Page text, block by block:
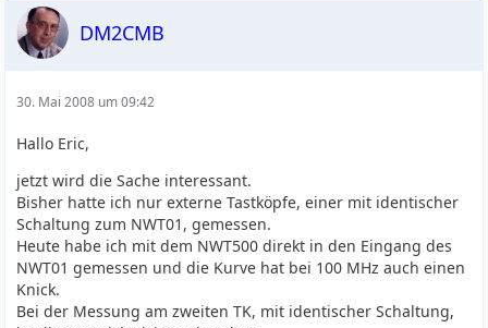
DM2CMB
30. Mai 2008 um 09:42
Hallo Eric,
jetzt wird die Sache interessant.
Bisher hatte ich nur externe Tastköpfe, einer mit identischer
Schaltung zum NWT01, gemessen.
Heute habe ich mit dem NWT500 direkt in den Eingang des
NWT01 gemessen und die Kurve hat bei 100 MHz auch einen
Knick.
Bei der Messung am zweiten TK, mit identischer Schaltung,